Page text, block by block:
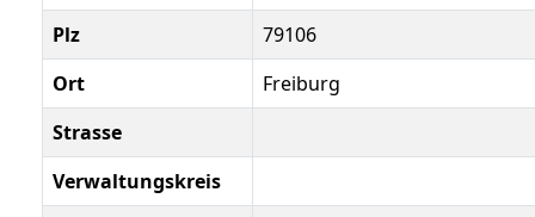
Plz
79106
Ort
Freiburg
Strasse
Verwaltungskreis